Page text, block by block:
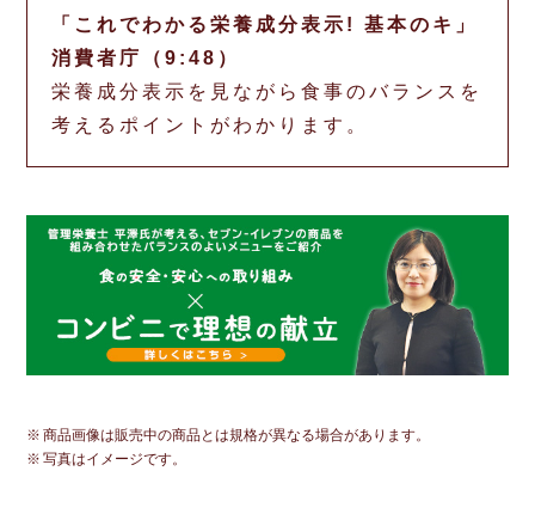
「これでわかる栄養成分表示! 基本のキ」
消費者庁（9:48）
栄養成分表示を見ながら食事のバランスを
考えるポイントがわかります。
商品画像は販売中の商品とは規格が異なる場合があります。
写真はイメージです。